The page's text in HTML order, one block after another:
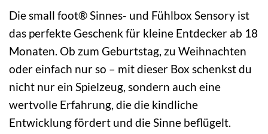
Die small foot® Sinnes- und Fühlbox Sensory ist
das perfekte Geschenk für kleine Entdecker ab 18
Monaten. Ob zum Geburtstag, zu Weihnachten
oder einfach nur so – mit dieser Box schenkst du
nicht nur ein Spielzeug, sondern auch eine
wertvolle Erfahrung, die die kindliche
Entwicklung fördert und die Sinne beflügelt.